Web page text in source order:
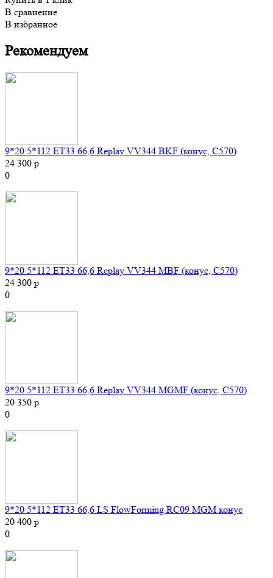
В сравнение
В избранное
Рекомендуем
9*20 5*112 ET33 66,6 Replay VV344 BKF (конус, C570)
24 300 р
0
9*20 5*112 ET33 66,6 Replay VV344 MBF (конус, C570)
24 300 р
0
9*20 5*112 ET33 66,6 Replay VV344 MGMF (конус, C570)
20 350 р
0
9*20 5*112 ET33 66,6 LS FlowForming RC09 MGM конус
20 400 р
0